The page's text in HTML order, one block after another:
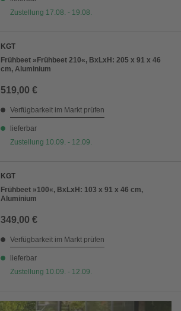
Zustellung 17.08. - 19.08.
KGT
Frühbeet »Frühbeet 210«, BxLxH: 205 x 91 x 46
cm, Aluminium
519,00 €
Verfügbarkeit im Markt prüfen
lieferbar
Zustellung 10.09. - 12.09.
KGT
Frühbeet »100«, BxLxH: 103 x 91 x 46 cm,
Aluminium
349,00 €
Verfügbarkeit im Markt prüfen
lieferbar
Zustellung 10.09. - 12.09.